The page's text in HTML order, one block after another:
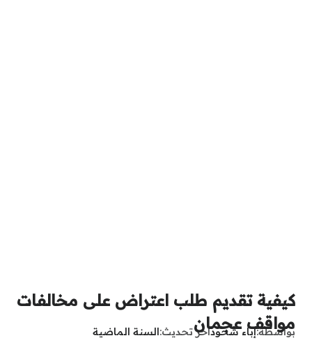
كيفية تقديم طلب اعتراض على مخالفات
مواقف عجمان
بواسطةإباء شحودآخر تحديث السنة الماضية